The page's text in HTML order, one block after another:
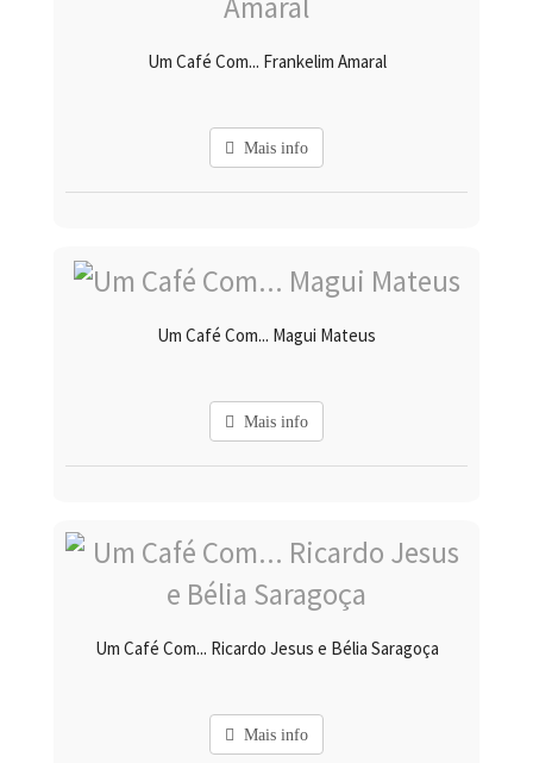
Um Café Com... Frankelim Amaral
Mais info
Um Café Com... Magui Mateus
Mais info
Um Café Com... Ricardo Jesus e Bélia Saragoça
Mais info